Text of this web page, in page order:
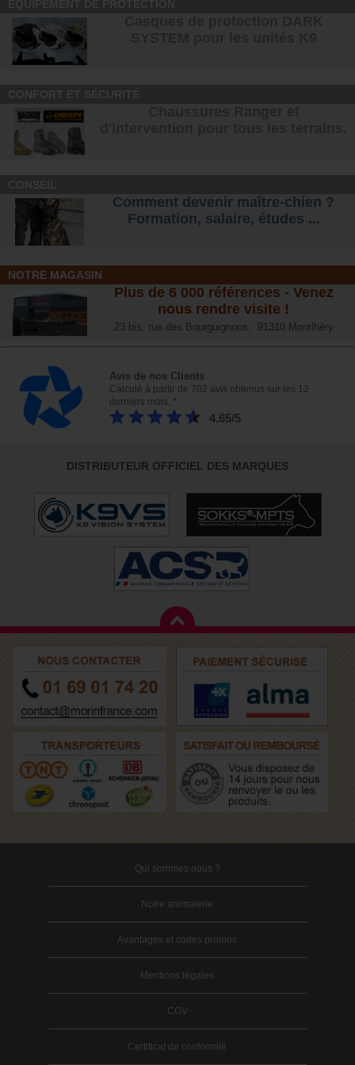
Comment devenir maître-chien ?
Formation, salaire, études ...
NOTRE MAGASIN
Plus de 6 000 références - Venez
nous rendre visite !
23 bis, rue des Bourguignons, 91310 Montlhéry
Avis de nos Clients
Calculé à partir de 702 avis obtenus sur les 12
derniers mois. *
4.65/5
DISTRIBUTEUR OFFICIEL DES MARQUES
Qui sommes nous ?
Notre animalerie
Avantages et codes promos
Mentions légales
CGV
Certificat de conformité